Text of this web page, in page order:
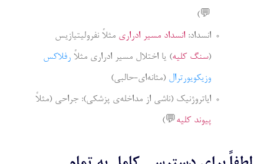
💬
)
انسداد: انسداد مسیر ادراری مثلاً نفرولیتیازیس
(سنگ کلیه) یا اختلال مسیر ادراری مثلاً رفلاکس
وزیکویورترال (مثانه‌ای-حالبی)
ایاتروژنیک (ناشی از مداخله‌ی پزشکی): جراحی (مثلاً
پیوند کلیه💬
)